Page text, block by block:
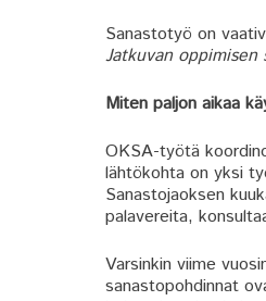
Sanastotyö on
Jatkuvan oppimisen
Miten paljon aikaa
OKSA-työtä
lähtökohta on yksi
Sanastojaoksen
palavereita,
Varsinkin viime
sanastopohdinnat